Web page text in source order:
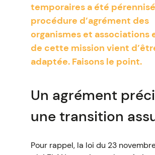
temporaires a été
procédure d’agrément des
organismes et associations
de cette mission vient
adaptée. Faisons le point.
Un agrément
une transition
Pour rappel, la loi du 23